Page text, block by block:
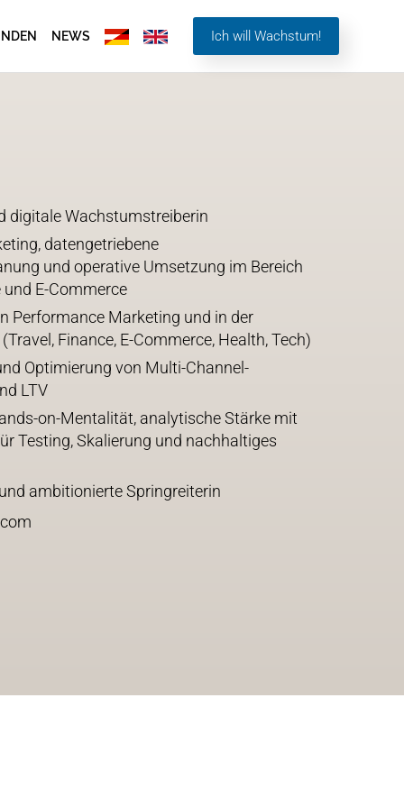
NEWS Ich will Wachstum!
digitale Wachstumstreiberin
datengetriebene
und operative Umsetzung im Bereich
E-Commerce
Performance Marketing und in der
Finance, E-Commerce, Health, Tech)
Optimierung von Multi-Channel-
LTV
on-Mentalität, analytische Stärke mit
Testing, Skalierung und nachhaltiges
ambitionierte Springreiterin